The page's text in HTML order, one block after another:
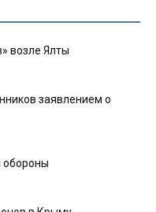
возле Ялты
заявлением о
обороны